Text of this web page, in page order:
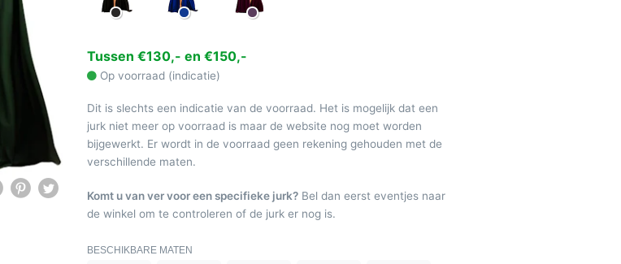
Tussen €130,- en €150,-
Op voorraad (indicatie)
Dit is slechts een indicatie van de voorraad. Het is mogelijk dat een
jurk niet meer op voorraad is maar de website nog moet worden
bijgewerkt. Er wordt in de voorraad geen rekening gehouden met de
verschillende maten.
Komt u van ver voor een specifieke jurk? Bel dan eerst eventjes naar
de winkel om te controleren of de jurk er nog is.
BESCHIKBARE MATEN